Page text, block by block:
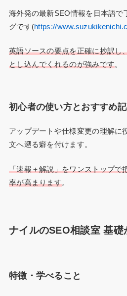
海外発の最新SEO情報を日本語で
グです(https://
英語ソースの要点を正確に抄訳し
とし込んでくれるのが強みです。
初心者の使い方とおすすめ
アップデートや仕様変更の理解に
文へ遡る癖を付けます。
「速報＋解説」をワンストップで
率が高まります。
ナイルのSEO相談室 基礎
特徴・学べること